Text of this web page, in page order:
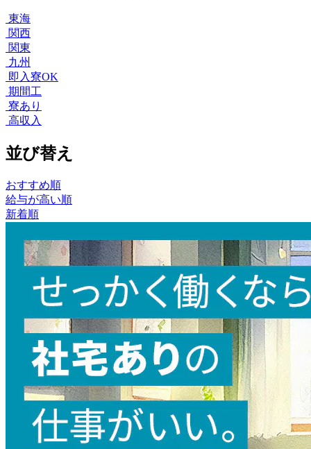
東海
関西
関東
九州
即入寮OK
期間工
寮あり
高収入
並び替え
おすすめ順
給与が高い順
新着順